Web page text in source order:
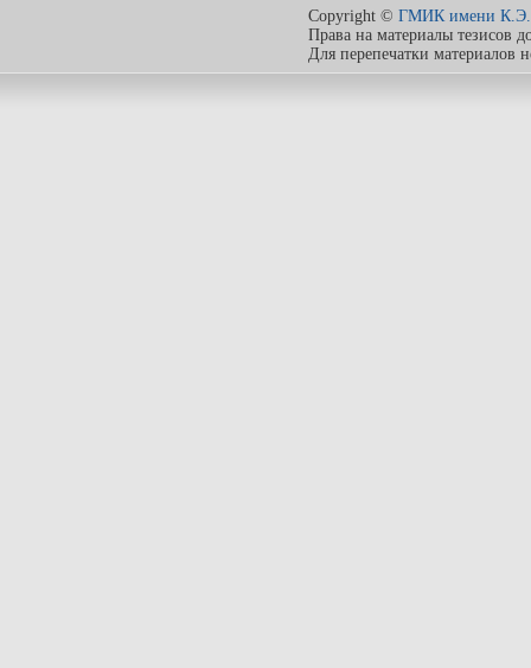
Copyright © ГМИК имени К.Э.
Права на материалы тезисов
Для перепечатки материалов